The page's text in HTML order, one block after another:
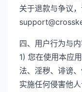
关于退款与争议
四、用户行为与
1) 您在使用本应
法、淫秽、诽谤
实施任何侵害他人